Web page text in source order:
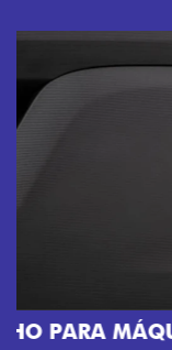
CHAVE COM